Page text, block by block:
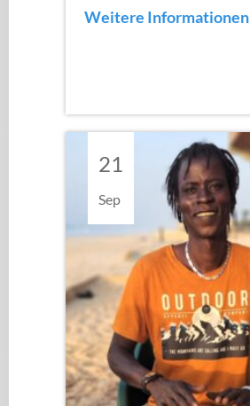
Weitere Informationen
21
Sep